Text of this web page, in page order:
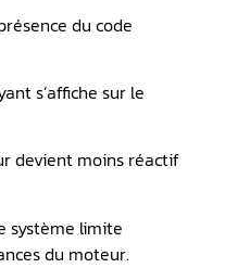
du code
s’affiche sur le
devient moins réactif
système limite
du moteur.